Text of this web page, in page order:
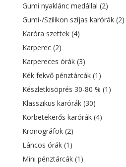
Gumi nyaklánc medállal (2)
Gumi-/Szilikon szíjas karórák (2)
Karóra szettek (4)
Karperec (2)
Karpereces órák (3)
Kék fekvő pénztárcák (1)
Készletkisöprés 30-80 % (1)
Klasszikus karórák (30)
Körbetekerős karórák (4)
Kronográfok (2)
Láncos órák (1)
Mini pénztárcák (1)